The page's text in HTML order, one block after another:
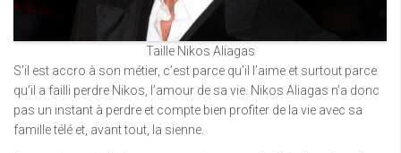
Taille Nikos Aliagas
S’il est accro à son métier, c’est parce qu’il l’aime et surtout parce
qu’il a failli perdre Nikos, l’amour de sa vie. Nikos Aliagas n’a donc
pas un instant à perdre et compte bien profiter de la vie avec sa
famille télé et, avant tout, la sienne.